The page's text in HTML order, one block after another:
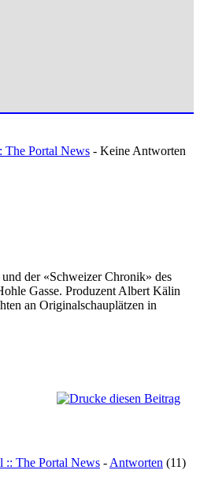
The Portal News - Keine Antworten
der «Schweizer Chronik» des
Gasse. Produzent Albert Kälin
an Originalschauplätzen in
:: The Portal News - Antworten (11)